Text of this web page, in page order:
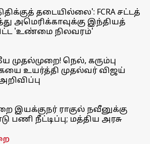
தடையில்லை': FCRA சட்டத்
அமெரிக்காவுக்கு இந்தியத்
'உண்மை நிலவரம்'
முதல்முறை! நெல், கரும்பு
உயர்த்தி முதல்வர் விஜய்
இயக்குநர் ராகுல் நவீனுக்கு
பணி நீட்டிப்பு; மத்திய அரசு